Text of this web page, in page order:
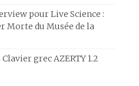
pour Live Science :
Morte du Musée de la
Clavier grec AZERTY 1.2